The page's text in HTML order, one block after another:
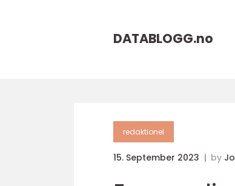
DATABLOGG.no
redaktionel
15. September 2023 by